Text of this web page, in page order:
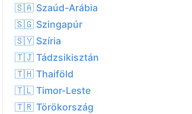
7.0
06:04 AM
07:32 PM
Waning
Crescent
🇸🇦 Szaúd-Arábia
🇸🇬 Szingapúr
🇸🇾 Szíria
🇹🇯 Tádzsikisztán
🇹🇭 Thaiföld
🇹🇱 Timor-Leste
🇹🇷 Törökország